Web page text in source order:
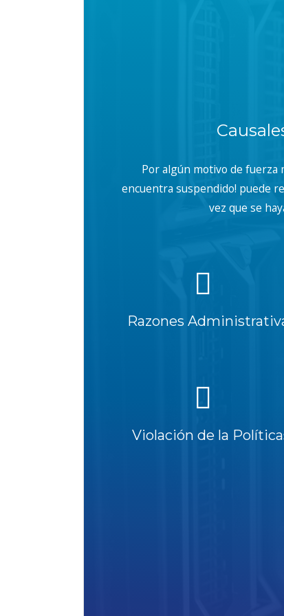
Por algún motivo de fuerza
encuentra suspendido! puede
vez que se
Razones
Violación de la